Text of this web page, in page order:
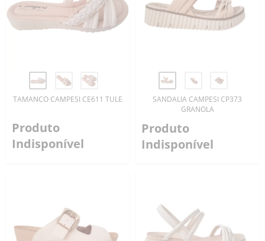
TAMANCO CAMPESI CE611 TULE
Produto
Indisponível
SANDALIA CAMPESI CP373
GRANOLA
Produto
Indisponível